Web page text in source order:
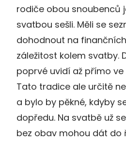
rodiče obou snoubenců
svatbou sešli. Měli se
dohodnout na
záležitost kolem svatby.
poprvé uvidí až přímo
Tato tradice ale určitě
a bylo by pěkné, kdyby
dopředu. Na svatbě už
bez obav mohou dát do